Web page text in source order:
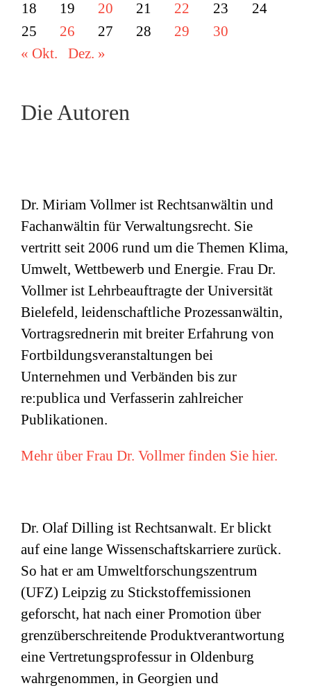
18 19 20 21 22 23
24
25
26 27 28 29
30
« Okt.
Dez. »
Die Autoren
Dr. Miriam Vollmer ist Rechtsanwältin und
Fachanwältin für Verwaltungsrecht. Sie
vertritt seit 2006 rund um die Themen Klima,
Umwelt, Wettbewerb und Energie. Frau Dr.
Vollmer ist Lehrbeauftragte der Universität
Bielefeld, leidenschaftliche Prozessanwältin,
Vortragsrednerin mit breiter Erfahrung von
Fortbildungsveranstaltungen bei
Unternehmen und Verbänden bis zur
re:publica und Verfasserin zahlreicher
Publikationen.
Mehr über Frau Dr. Vollmer finden Sie hier.
Dr. Olaf Dilling ist Rechtsanwalt. Er blickt
auf eine lange Wissenschaftskarriere zurück.
So hat er am Umweltforschungszentrum
(UFZ) Leipzig zu Stickstoffemissionen
geforscht, hat nach einer Promotion über
grenzüberschreitende Produktverantwortung
eine Vertretungsprofessur in Oldenburg
wahrgenommen, in Georgien und